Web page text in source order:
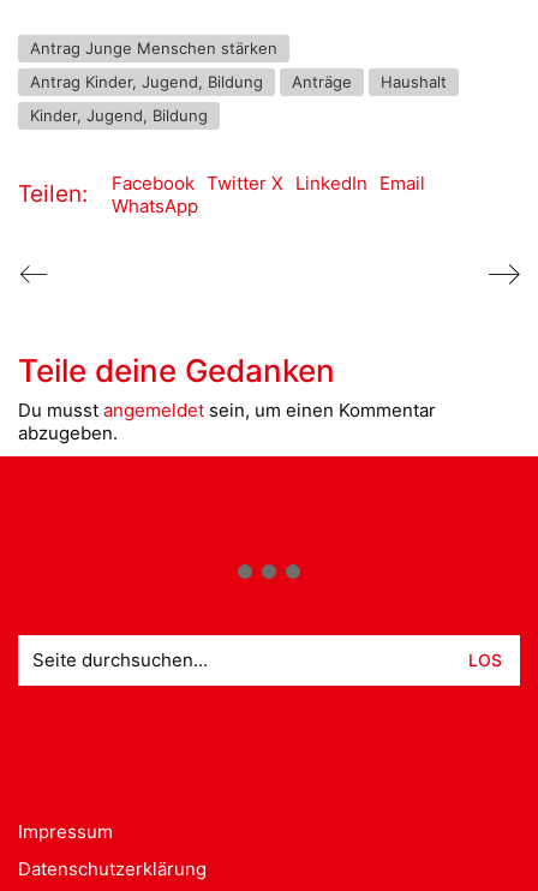
Antrag Junge Menschen stärken
Antrag Kinder, Jugend, Bildung
Anträge
Haushalt
Kinder, Jugend, Bildung
Teilen: Facebook Twitter X LinkedIn
Email
WhatsApp
Teile deine Gedanken
Du musst angemeldet sein, um einen Kommentar
abzugeben.
nach:
Impressum
Datenschutzerklärung